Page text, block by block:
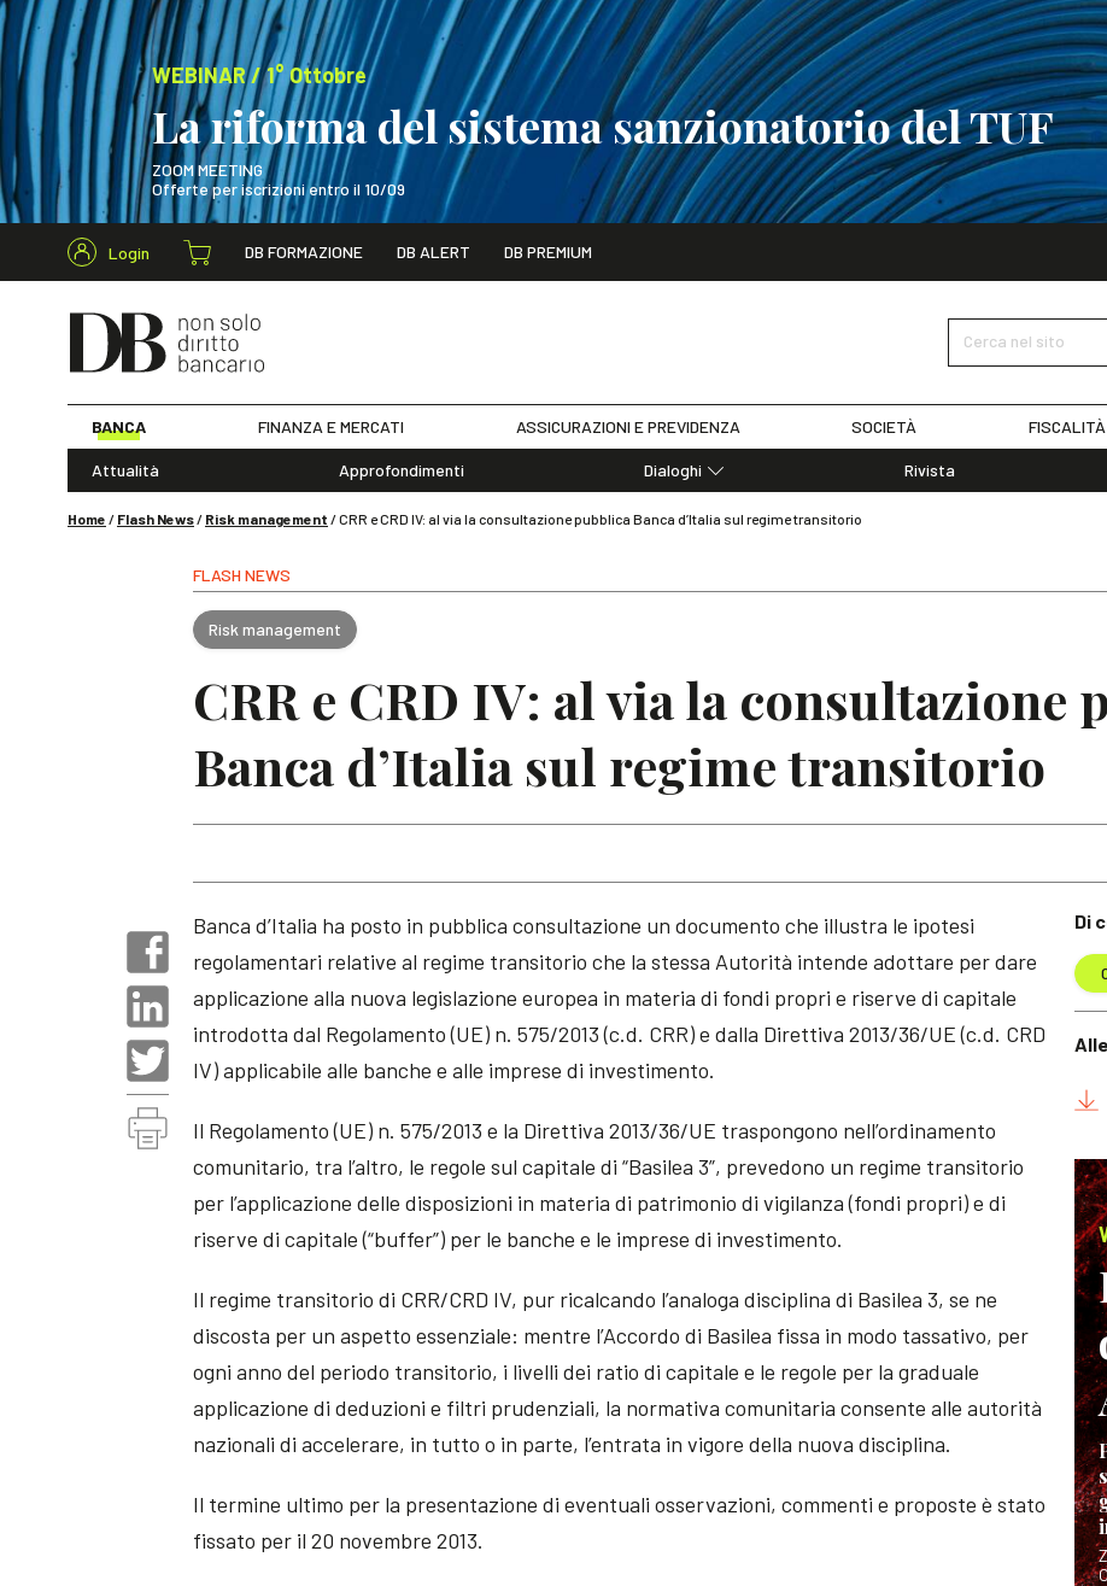
WEBINAR / 1° Ottobre
La riforma del sistema sanzionatorio del TUF
ZOOM MEETING
Offerte per iscrizioni entro il 10/09
WEBINAR / 1° Ottobre
Login DB FORMAZIONE DB ALERT DB PREMIUM
Cerca nel sito
BANCA FINANZA E MERCATI ASSICURAZIONI E PREVIDENZA SOCIETÀ
Attualità Approfondimenti
Dialoghi
Rivista
Home / Flash News/ Risk management /CRR e CRD IV: al via la consultazione pubblica Banca d’Italia sul regime transitorio
FLASH NEWS
Risk management
CRR e CRD IV: al via la consultazione
Banca d’Italia sul regime transitorio
Banca d’Italia ha posto in pubblica consultazione un documento che illustra le ipotesi
regolamentari relative al regime transitorio che la stessa Autorità intende adottare per dare
applicazione alla nuova legislazione europea in materia di fondi propri e riserve di capitale
introdotta dal Regolamento (UE) n. 575/2013 (c.d. CRR) e dalla Direttiva 2013/36/UE (c.d. CRD
IV) applicabile alle banche e alle imprese di investimento.
Il Regolamento (UE) n. 575/2013 e la Direttiva 2013/36/UE traspongono nell’ordinamento
comunitario, tra l’altro, le regole sul capitale di “Basilea 3”, prevedono un regime transitorio
per l’applicazione delle disposizioni in materia di patrimonio di vigilanza (fondi propri) e di
riserve di capitale (“buffer”) per le banche e le imprese di investimento.
Il regime transitorio di CRR/CRD IV, pur ricalcando l’analoga disciplina di Basilea 3, se ne
discosta per un aspetto essenziale: mentre l’Accordo di Basilea fissa in modo tassativo, per
ogni anno del periodo transitorio, i livelli dei ratio di capitale e le regole per la graduale
applicazione di deduzioni e filtri prudenziali, la normativa comunitaria consente alle autorità
nazionali di accelerare, in tutto o in parte, l’entrata in vigore della nuova disciplina.
Il termine ultimo per la presentazione di eventuali osservazioni, commenti e proposte è stato
fissato per il 20 novembre 2013.
Di